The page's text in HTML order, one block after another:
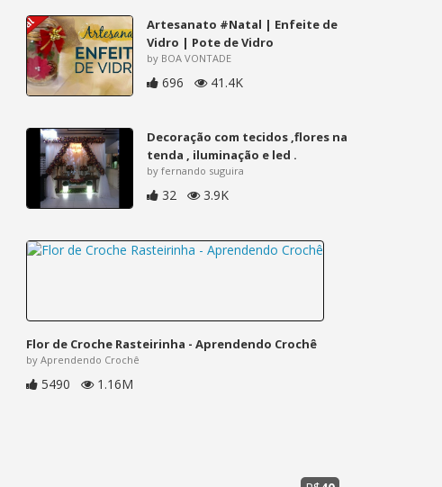
Artesanato #Natal | Enfeite de
Vidro | Pote de Vidro
by BOA VONTADE
696 41.4K
Decoração com tecidos ,flores na
tenda , iluminação e led .
by fernando suguira
32 3.9K
Flor de Croche Rasteirinha - Aprendendo Crochê
by Aprendendo Crochê
5490 1.16M